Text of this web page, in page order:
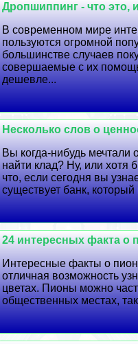
Дропшиппинг - что это,
В современном мире
пользуются огромной
большинстве случаев
совершаемые с их
дешевле...
Несколько слов о
Вы когда-нибудь мечтали
найти клад? Ну, или хотя
что, если сегодня вы
существует банк,
24 интересных факта о
Интересные факты о
отличная возможность
цветах. Пионы можно
общественных местах,